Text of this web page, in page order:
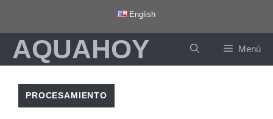
contenido
English
AQUAHOY Menú
PROCESAMIENTO